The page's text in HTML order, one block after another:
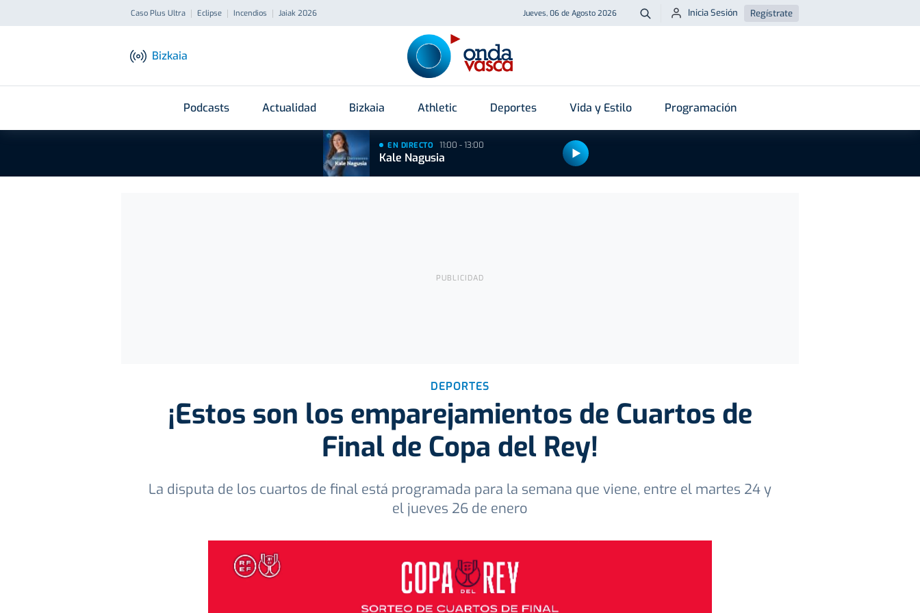
Caso Plus Ultra Eclipse Incendios Jaiak 2026 Jueves, 06 de Agosto 2026 Buscar
Inicia Sesión Regístrate
Bizkaia
Podcasts Actualidad Bizkaia Athletic Deportes Vida y Estilo Programación
EN DIRECTO 11:00 - 13:00
Kale Nagusia
DEPORTES
¡Estos son los emparejamientos de Cuartos de
Final de Copa del Rey!
La disputa de los cuartos de final está programada para la semana que viene, entre el martes 24 y
el jueves 26 de enero